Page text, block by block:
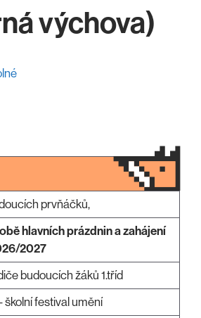
výchova)
prvňáčků,
hlavních prázdnin a zahájení
2027
budoucích žáků 1.tříd
festival umění